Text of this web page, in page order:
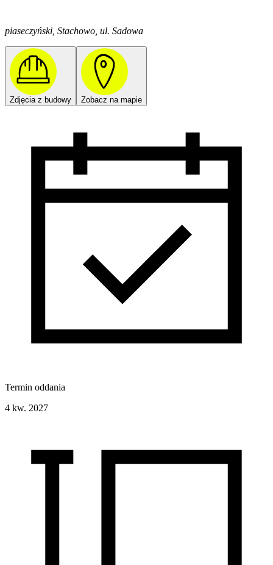
piaseczyński, Stachowo, ul. Sadowa
Zdjęcia z budowy Zobacz na mapie
Termin oddania
4 kw. 2027